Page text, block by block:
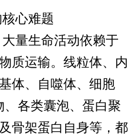
心难题
生命活动依赖于
质运输。线粒体、内
体、自噬体、细胞
各类囊泡、蛋白聚
骨架蛋白自身等，都